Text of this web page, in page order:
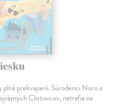
prekvapení. Súrodenci Noro a
Chrtovcov, natrafia na